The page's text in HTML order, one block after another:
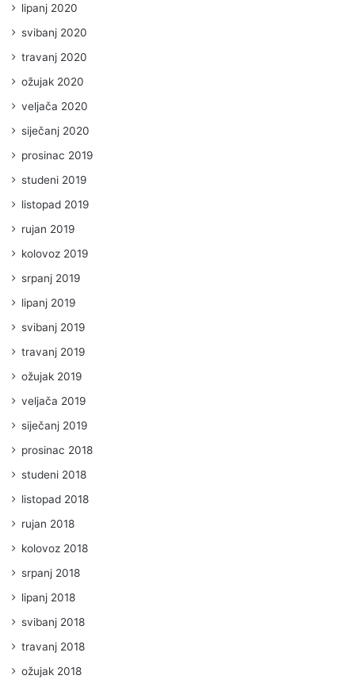
lipanj 2020
svibanj 2020
travanj 2020
ožujak 2020
veljača 2020
siječanj 2020
prosinac 2019
studeni 2019
listopad 2019
rujan 2019
kolovoz 2019
srpanj 2019
lipanj 2019
svibanj 2019
travanj 2019
ožujak 2019
veljača 2019
siječanj 2019
prosinac 2018
studeni 2018
listopad 2018
rujan 2018
kolovoz 2018
srpanj 2018
lipanj 2018
svibanj 2018
travanj 2018
ožujak 2018